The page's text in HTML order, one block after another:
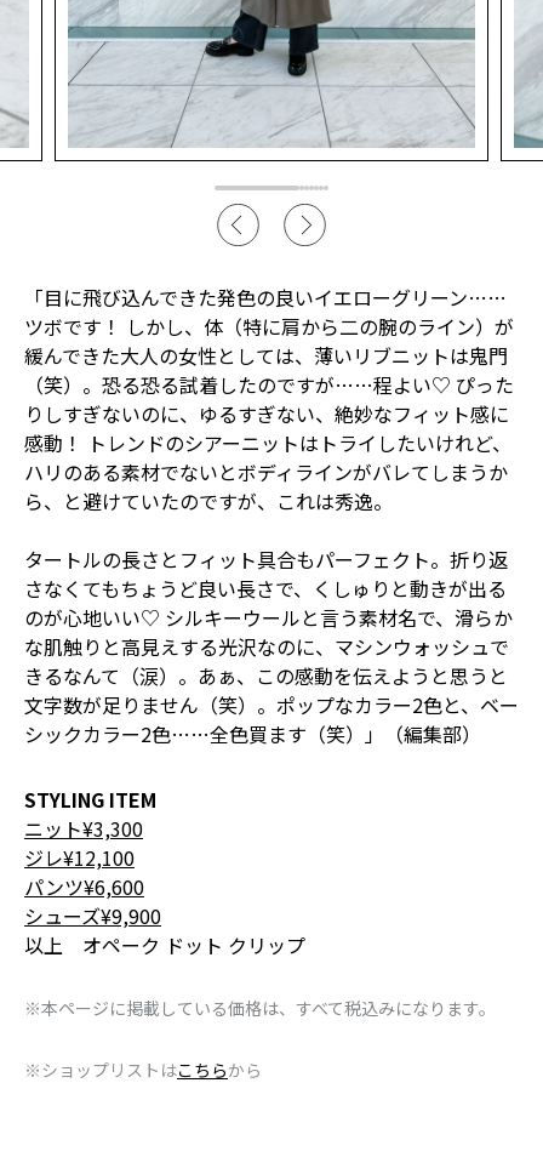
「目に飛び込んできた発色の良いイエローグリーン……
ツボです！ しかし、体（特に肩から二の腕のライン）が
緩んできた大人の女性としては、薄いリブニットは鬼門
（笑）。恐る恐る試着したのですが……程よい♡ ぴった
りしすぎないのに、ゆるすぎない、絶妙なフィット感に
感動！ トレンドのシアーニットはトライしたいけれど、
ハリのある素材でないとボディラインがバレてしまうか
ら、と避けていたのですが、これは秀逸。
タートルの長さとフィット具合もパーフェクト。折り返
さなくてもちょうど良い長さで、くしゅりと動きが出る
のが心地いい♡ シルキーウールと言う素材名で、滑らか
な肌触りと高見えする光沢なのに、マシンウォッシュで
きるなんて（涙）。あぁ、この感動を伝えようと思うと
文字数が足りません（笑）。ポップなカラー2色と、ベー
シックカラー2色……全色買ます（笑）」（編集部）
STYLING ITEM
ニット¥3,300
ジレ¥12,100
パンツ¥6,600
シューズ¥9,900
以上 オペーク ドット クリップ
※本ページに掲載している価格は、すべて税込みになります。
※ショップリストはこちらから